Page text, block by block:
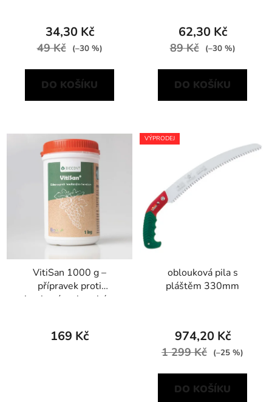
34,30 Kč
49 Kč (–30 %)
DO KOŠÍKU
62,30 Kč
89 Kč (–30 %)
DO KOŠÍKU
VitiSan 1000 g –
přípravek proti
houbovým chorobám
169 Kč
VÝPRODEJ
oblouková pila s
pláštěm 330mm
974,20 Kč
1 299 Kč (–25 %)
DO KOŠÍKU